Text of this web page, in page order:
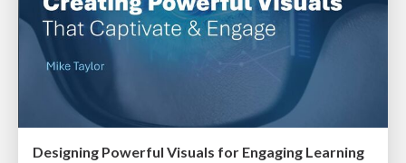
Designing Powerful Visuals for Engaging Learning